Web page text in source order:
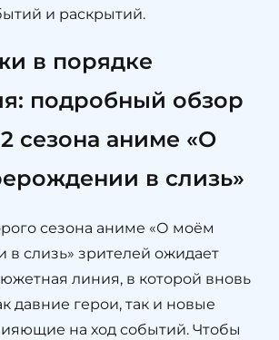
и раскрытий.
в порядке
подробный обзор
сезона аниме «О
в слизь»
сезона аниме «О моём
слизь» зрителей ожидает
линия, в которой вновь
давние герои, так и новые
на ход событий. Чтобы